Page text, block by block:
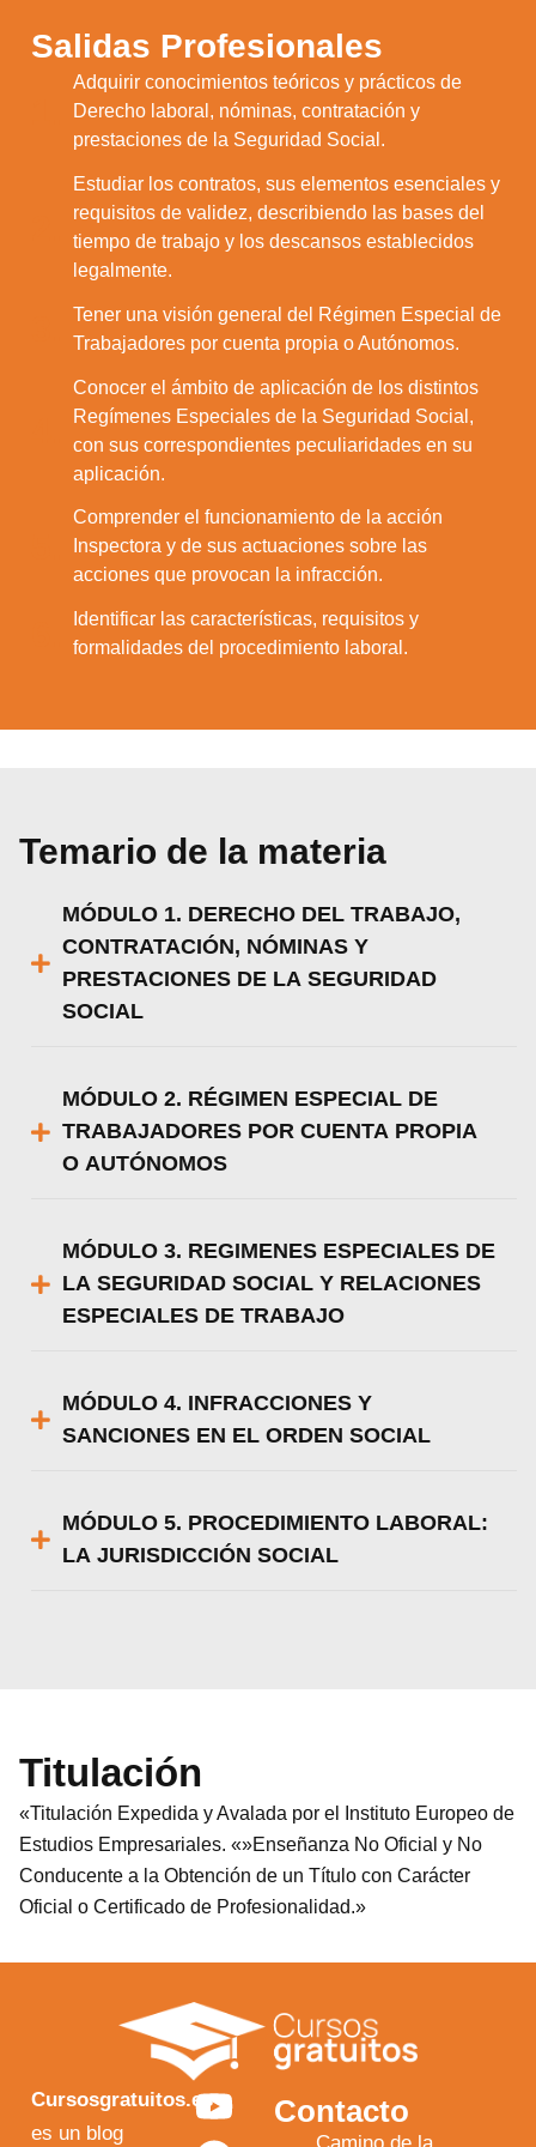
Salidas Profesionales
Adquirir conocimientos teóricos y prácticos de
Derecho laboral, nóminas, contratación y
prestaciones de la Seguridad Social.
Estudiar los contratos, sus elementos esenciales y
requisitos de validez, describiendo las bases del
tiempo de trabajo y los descansos establecidos
legalmente.
Tener una visión general del Régimen Especial de
Trabajadores por cuenta propia o Autónomos.
Conocer el ámbito de aplicación de los distintos
Regímenes Especiales de la Seguridad Social,
con sus correspondientes peculiaridades en su
aplicación.
Comprender el funcionamiento de la acción
Inspectora y de sus actuaciones sobre las
acciones que provocan la infracción.
Identificar las características, requisitos y
formalidades del procedimiento laboral.
Temario de la materia
MÓDULO 1. DERECHO DEL TRABAJO,
CONTRATACIÓN, NÓMINAS Y
PRESTACIONES DE LA SEGURIDAD
SOCIAL
MÓDULO 2. RÉGIMEN ESPECIAL DE
TRABAJADORES POR CUENTA PROPIA
O AUTÓNOMOS
MÓDULO 3. REGIMENES ESPECIALES DE
LA SEGURIDAD SOCIAL Y RELACIONES
ESPECIALES DE TRABAJO
MÓDULO 4. INFRACCIONES Y
SANCIONES EN EL ORDEN SOCIAL
MÓDULO 5. PROCEDIMIENTO LABORAL:
LA JURISDICCIÓN SOCIAL
Titulación
«Titulación Expedida y Avalada por el Instituto Europeo de
Estudios Empresariales. «»Enseñanza No Oficial y No
Conducente a la Obtención de un Título con Carácter
Oficial o Certificado de Profesionalidad.»
Cursosgratuitos.es
es un blog
Y
F
I
X
Contacto